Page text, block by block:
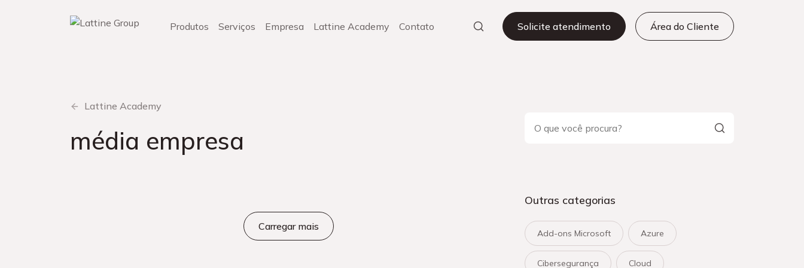
Produtos Serviços Empresa Lattine Academy Contato Solicite atendimento Área do Cliente
Lattine Academy
média empresa
Carregar mais
Outras categorias
Add-ons Microsoft Azure
Cibersegurança Cloud